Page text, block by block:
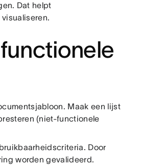
Dat helpt
Maak een lijst
(niet-functionele
Door
worden gevalideerd.